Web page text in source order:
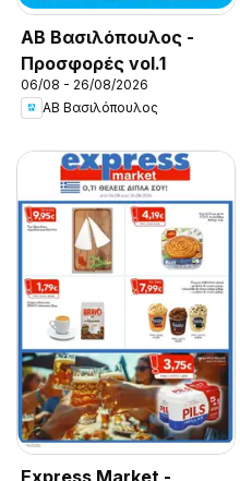
ΑΒ Βασιλόπουλος -
Προσφορές vol.1
06/08 - 26/08/2026
ΑΒ Βασιλόπουλος